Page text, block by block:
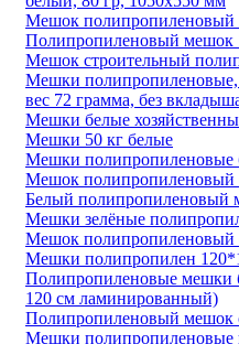
Мешок полипропиленовый
Полипропиленовый мешок
Мешок строительный
Мешки полипропиленовые,
вес 72 грамма, без
Мешки белые
Мешки 50 кг белые
Мешки полипропиленовые
Мешок полипропиленовый
Белый полипропиленовый
Мешки зелёные
Мешок полипропиленовый
Мешки полипропилен
Полипропиленовые мешки
120 см ламинированный)
Полипропиленовый мешок
Мешки полипропиленовые